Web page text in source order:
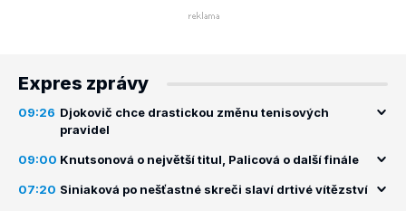
Expres zprávy
09:26 Djokovič chce drastickou změnu tenisových
pravidel
09:00 Knutsonová o největší titul, Palicová o další finále
07:20 Siniaková po nešťastné skreči slaví drtivé vítězství